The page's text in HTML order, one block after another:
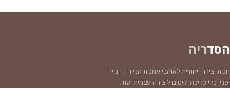
הסדריה
חנות יצירה ייחודית לאוהבי אמנות הנייר — נייר
יפני, כלי כריכה, קיטים ליצירה עצמית ועוד.